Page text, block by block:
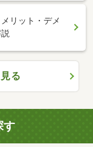
リット・デメ
る
す